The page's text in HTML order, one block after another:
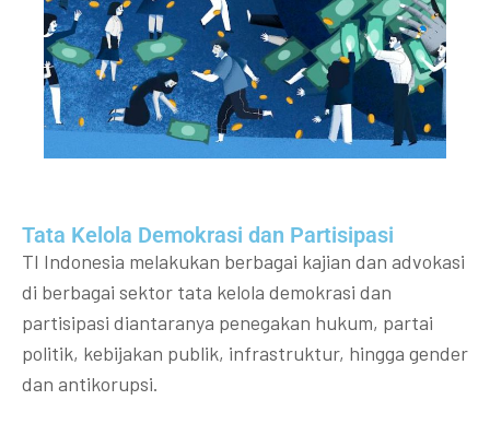
Tata Kelola Demokrasi dan Partisipasi​
TI Indonesia melakukan berbagai kajian dan advokasi
di berbagai sektor tata kelola demokrasi dan
partisipasi diantaranya penegakan hukum, partai
politik, kebijakan publik, infrastruktur, hingga gender
dan antikorupsi.